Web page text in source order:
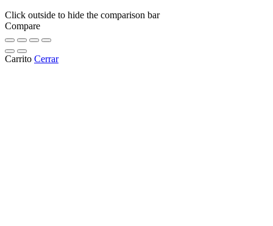
Click outside to hide the comparison bar
Compare
Carrito Cerrar